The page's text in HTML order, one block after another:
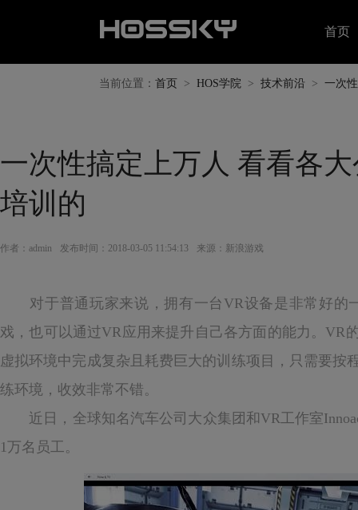
首页
当前位置： 首页 > HOS学院 > 技术前沿 > 一次
一次性搞定上万人 看看各
培训的
作者：admin 发布时间：2018-03-05 11:54:13 来源：新浪游戏
对于普通玩家来说，拥有一台VR设备是非常好的
戏，也可以通过VR应用来提升自己各方面的能力。VR
虚拟环境中完成复杂且耗费巨大的训练项目，只需要按
练环境，收效非常不错。
近日，全球知名汽车公司大众集团和VR工作室
1万名员工。